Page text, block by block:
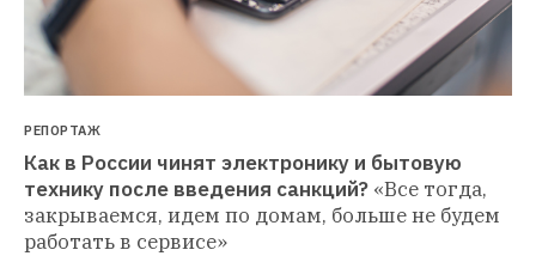
РЕПОРТАЖ
Как в России чинят электронику и бытовую
технику после введения санкций? «Все тогда,
закрываемся, идем по домам, больше не будем
работать в сервисе»